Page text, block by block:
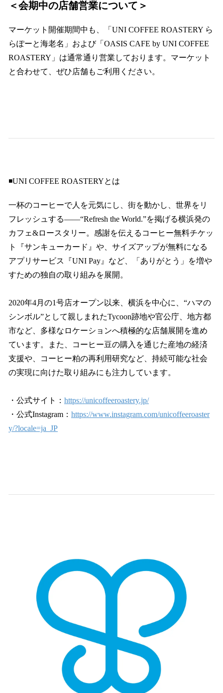
＜会期中の店舗営業について＞
マーケット開催期間中も、「UNI COFFEE ROASTERY ら
らぽーと海老名」および「OASIS CAFE by UNI COFFEE
ROASTERY」は通常通り営業しております。マーケット
と合わせて、ぜひ店舗もご利用ください。
◾️UNI COFFEE ROASTERYとは
一杯のコーヒーで人を元気にし、街を動かし、世界をリ
フレッシュする——“Refresh the World.”を掲げる横浜発の
カフェ&ロースタリー。感謝を伝えるコーヒー無料チケッ
ト『サンキューカード』や、サイズアップが無料になる
アプリサービス『UNI Pay』など、「ありがとう」を増や
すための独自の取り組みを展開。
2020年4月の1号店オープン以来、横浜を中心に、“ハマの
シンボル”として親しまれたTycoon跡地や官公庁、地方都
市など、多様なロケーションへ積極的な店舗展開を進め
ています。また、コーヒー豆の購入を通じた産地の経済
支援や、コーヒー粕の再利用研究など、持続可能な社会
の実現に向けた取り組みにも注力しています。
・公式サイト： https://unicoffeeroastery.jp/
・公式Instagram： https://www.instagram.com/unicoffeeroaster
y/?locale=ja_JP